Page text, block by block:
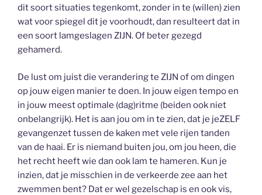
dit soort situaties tegenkomt, zonder in te (willen) zien
wat voor spiegel dit je voorhoudt, dan resulteert dat in
een soort lamgeslagen ZIJN. Of beter gezegd
gehamerd.
De lust om juist die verandering te ZIJN of om dingen
op jouw eigen manier te doen. In jouw eigen tempo en
in jouw meest optimale (dag)ritme (beiden ook niet
onbelangrijk). Het is aan jou om in te zien, dat je jeZELF
gevangenzet tussen de kaken met vele rijen tanden
van de haai. Er is niemand buiten jou, om jou heen, die
het recht heeft wie dan ook lam te hameren. Kun je
inzien, dat je misschien in de verkeerde zee aan het
zwemmen bent? Dat er wel gezelschap is en ook vis,